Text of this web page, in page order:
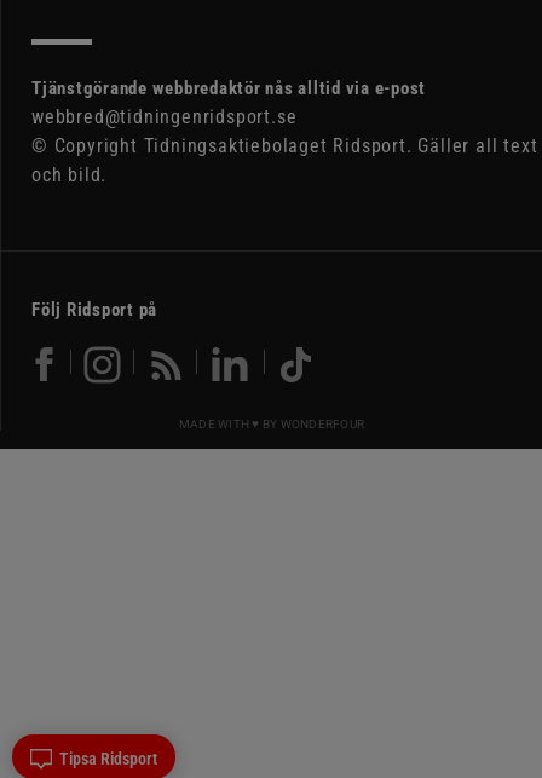
Tipsa Ridsport
Tjänstgörande webbredaktör nås alltid via e-post
webbred@tidningenridsport.se
© Copyright Tidningsaktiebolaget Ridsport. Gäller all text
och bild.
Följ Ridsport på
MADE WITH ♥ BY WONDERFOUR